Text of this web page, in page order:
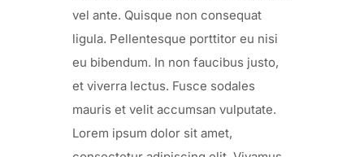
vel ante. Quisque non consequat
ligula. Pellentesque porttitor eu nisi
eu bibendum. In non faucibus justo,
et viverra lectus. Fusce sodales
mauris et velit accumsan vulputate.
Lorem ipsum dolor sit amet,